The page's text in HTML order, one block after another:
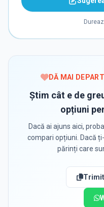
DĂ MAI
Știm cât e de
opțiuni
Dacă ai ajuns aici,
compari opțiuni. Dacă
părinți care